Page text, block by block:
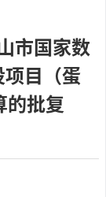
市国家数
项目（蛋
的批复